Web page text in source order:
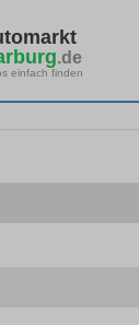
.de
einfach finden